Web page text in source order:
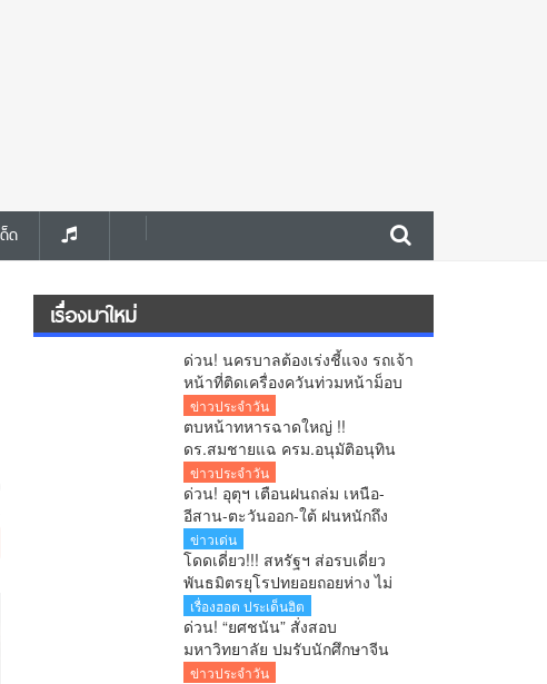
ด
เรื่องมาใหม่
ด่วน! นครบาลต้องเร่งชี้แจง รถเจ้า
หน้าที่ติดเครื่องควันท่วมหน้าม็อบ
ค้านแลนด์บริดจ์ คลิปว่อนโซเชียล!
ข่าวประจำวัน
ตบหน้าทหารฉาดใหญ่ !!
ดร.สมชายแฉ ครม.อนุมัติอนุทิน
ตั้งการ์ดทักษิณนั่ง ผอ.ปฎิรูป
ประเทศ ระดับ C11 จับโป๊ะ หลาน
ทักษิณชงเอง
ข่าวประจำวัน
ด่วน! อุตุฯ เตือนฝนถล่ม เหนือ-
อีสาน-ตะวันออก-ใต้ ฝนหนักถึง
หนักมาก กทม.ฝนตก 70% คลื่น
ทะเลสูง
ข่าวเด่น
โดดเดี่ยว!!! สหรัฐฯ ส่อรบเดี่ยว
พันธมิตรยุโรปทยอยถอยห่าง ไม่
ร่วมวงโจมตีอิหร่าน
เรื่องฮอต ประเด็นฮิต
ด่วน! “ยศชนัน” สั่งสอบ
มหาวิทยาลัย ปมรับนักศึกษาจีน
สงสัยใช้วีซ่าผิดประเภท ลั่นพบจะ
ข่าวประจำวัน